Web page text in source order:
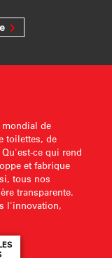
mondial de
toilettes, de
ce qui rend
et fabrique
tous nos
transparente.
l'innovation,